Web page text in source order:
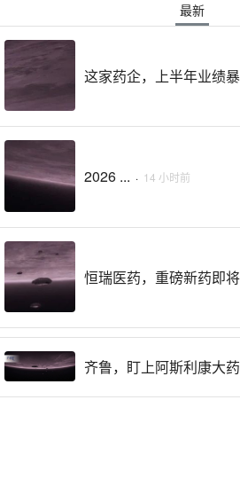
最新
这家药企，上半年业绩暴
2026 ... · 14 小时前
恒瑞医药，重磅新药即将
齐鲁，盯上阿斯利康大药